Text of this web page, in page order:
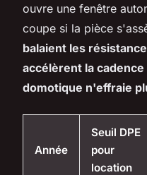
ouvre une fenêtre
coupe si la pièce
balaient les
accélèrent la
domotique n'effraie
Année
Seuil DPE
pour
location